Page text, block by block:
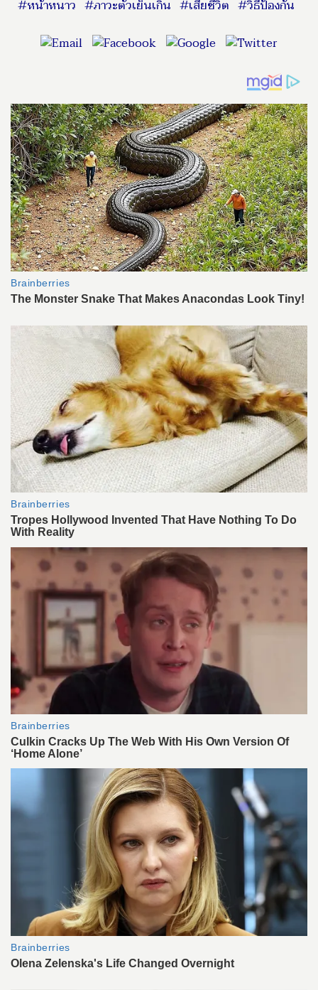
#หน้าหนาว #ภาวะตัวเย็นเกิน #เสียชีวิต #วิธีป้องกัน